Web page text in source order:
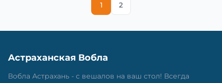
1 2
Астраханская Вобла
Вобла Астрахань - с вешалов на ваш стол! Всегда